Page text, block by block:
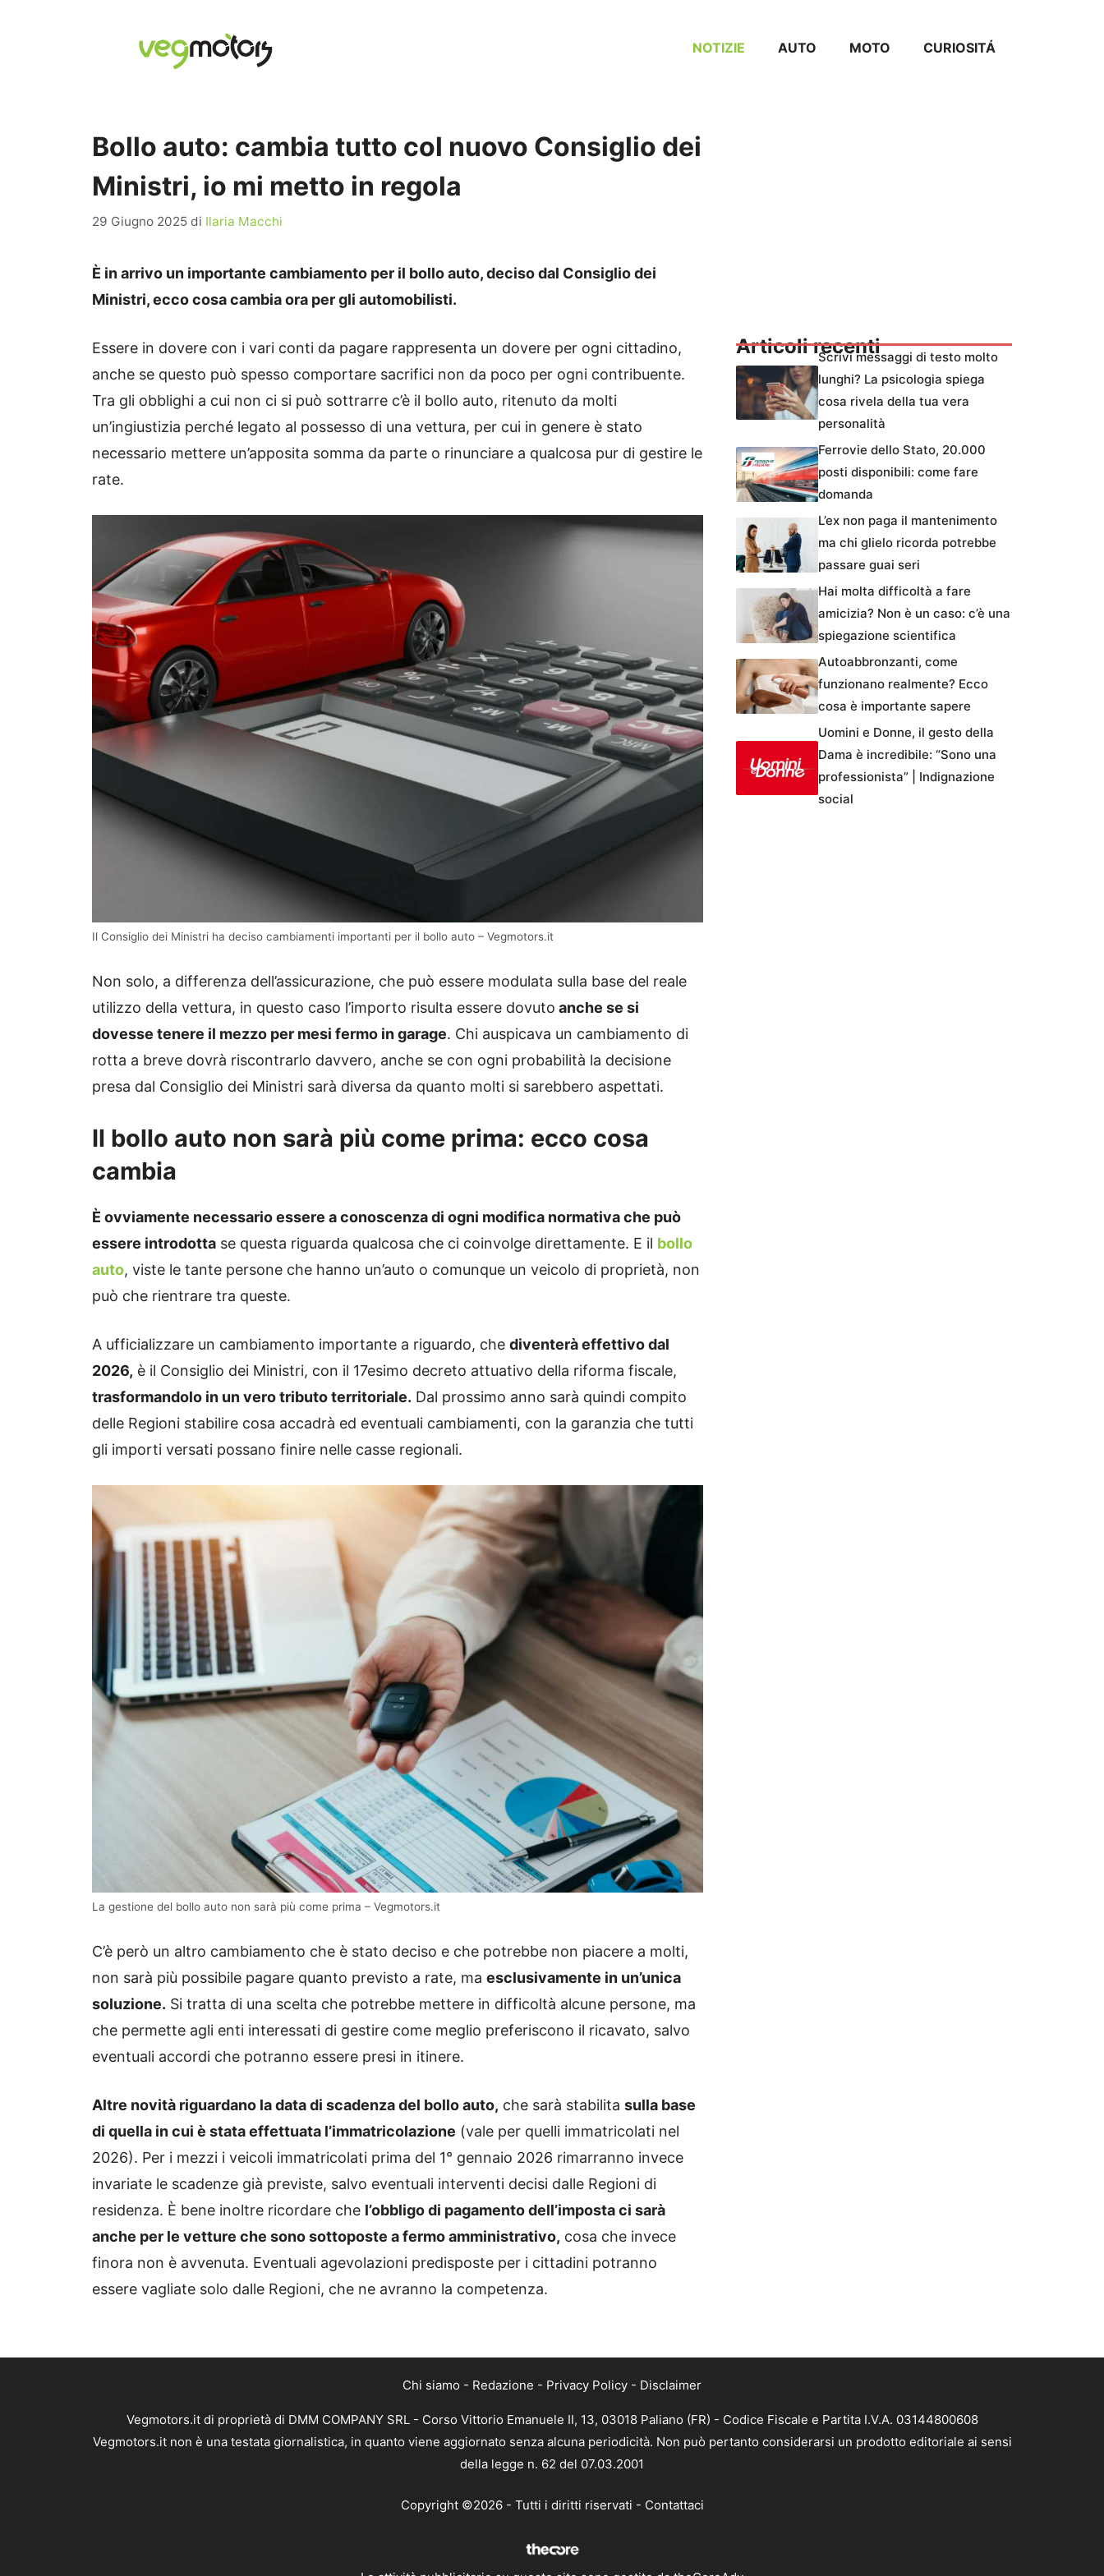
NOTIZIE AUTO MOTO CURIOSITÁ
Bollo auto: cambia tutto col nuovo Consiglio dei
Ministri, io mi metto in regola
29 Giugno 2025 di Ilaria Macchi
È in arrivo un importante cambiamento per il bollo auto, deciso dal Consiglio dei
Ministri, ecco cosa cambia ora per gli automobilisti.
Essere in dovere con i vari conti da pagare rappresenta un dovere per ogni cittadino,
anche se questo può spesso comportare sacrifici non da poco per ogni contribuente.
Tra gli obblighi a cui non ci si può sottrarre c’è il bollo auto, ritenuto da molti
un’ingiustizia perché legato al possesso di una vettura, per cui in genere è stato
necessario mettere un’apposita somma da parte o rinunciare a qualcosa pur di gestire le
rate.
Il Consiglio dei Ministri ha deciso cambiamenti importanti per il bollo auto – Vegmotors.it
Non solo, a differenza dell’assicurazione, che può essere modulata sulla base del reale
utilizzo della vettura, in questo caso l’importo risulta essere dovuto anche se si
dovesse tenere il mezzo per mesi fermo in garage. Chi auspicava un cambiamento di
rotta a breve dovrà riscontrarlo davvero, anche se con ogni probabilità la decisione
presa dal Consiglio dei Ministri sarà diversa da quanto molti si sarebbero aspettati.
Il bollo auto non sarà più come prima: ecco cosa
cambia
È ovviamente necessario essere a conoscenza di ogni modifica normativa che può
essere introdotta se questa riguarda qualcosa che ci coinvolge direttamente. E il bollo
auto, viste le tante persone che hanno un’auto o comunque un veicolo di proprietà, non
può che rientrare tra queste.
A ufficializzare un cambiamento importante a riguardo, che diventerà effettivo dal
2026, è il Consiglio dei Ministri, con il 17esimo decreto attuativo della riforma fiscale,
trasformandolo in un vero tributo territoriale. Dal prossimo anno sarà quindi compito
delle Regioni stabilire cosa accadrà ed eventuali cambiamenti, con la garanzia che tutti
gli importi versati possano finire nelle casse regionali.
La gestione del bollo auto non sarà più come prima – Vegmotors.it
C’è però un altro cambiamento che è stato deciso e che potrebbe non piacere a molti,
non sarà più possibile pagare quanto previsto a rate, ma esclusivamente in un’unica
soluzione. Si tratta di una scelta che potrebbe mettere in difficoltà alcune persone, ma
che permette agli enti interessati di gestire come meglio preferiscono il ricavato, salvo
eventuali accordi che potranno essere presi in itinere.
Altre novità riguardano la data di scadenza del bollo auto, che sarà stabilita sulla base
di quella in cui è stata effettuata l’immatricolazione (vale per quelli immatricolati nel
2026). Per i mezzi i veicoli immatricolati prima del 1° gennaio 2026 rimarranno invece
invariate le scadenze già previste, salvo eventuali interventi decisi dalle Regioni di
residenza. È bene inoltre ricordare che l’obbligo di pagamento dell’imposta ci sarà
anche per le vetture che sono sottoposte a fermo amministrativo, cosa che invece
finora non è avvenuta. Eventuali agevolazioni predisposte per i cittadini potranno
essere vagliate solo dalle Regioni, che ne avranno la competenza.
Articoli recentiScrivi messaggi di testo molto
lunghi? La psicologia spiega
cosa rivela della tua vera
personalità
Ferrovie dello Stato, 20.000
posti disponibili: come fare
domanda
L’ex non paga il mantenimento
ma chi glielo ricorda potrebbe
passare guai seri
Hai molta difficoltà a fare
amicizia? Non è un caso: c’è una
spiegazione scientifica
Autoabbronzanti, come
funzionano realmente? Ecco
cosa è importante sapere
Uomini e Donne, il gesto della
Dama è incredibile: “Sono una
professionista” | Indignazione
social
Chi siamo - Redazione - Privacy Policy - Disclaimer
Vegmotors.it di proprietà di DMM COMPANY SRL - Corso Vittorio Emanuele II, 13, 03018 Paliano (FR) - Codice Fiscale e Partita I.V.A. 03144800608
Vegmotors.it non è una testata giornalistica, in quanto viene aggiornato senza alcuna periodicità. Non può pertanto considerarsi un prodotto editoriale ai sensi
della legge n. 62 del 07.03.2001
Copyright ©2026 - Tutti i diritti riservati - Contattaci